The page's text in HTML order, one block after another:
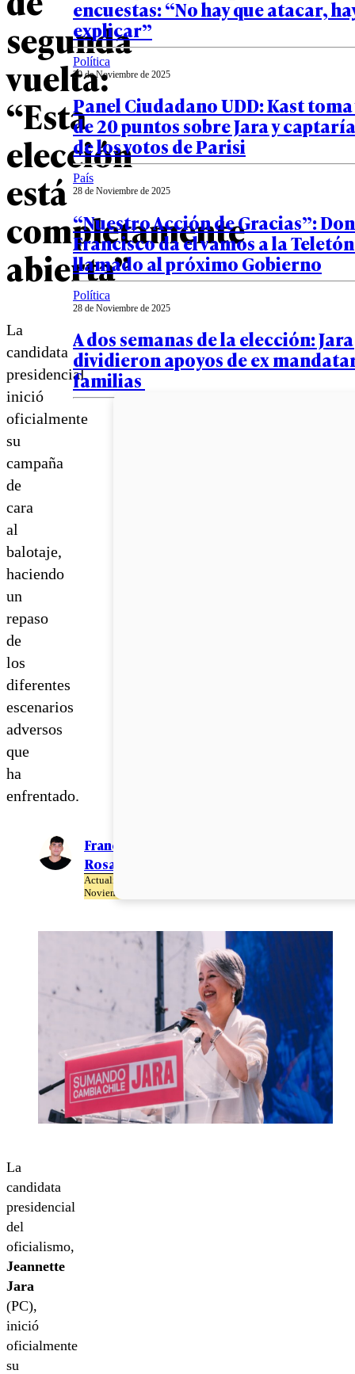
segunda
vuelta:
“Esta
elección
está
completamente
abierta”
La
candidata
presidencial
inició
oficialmente
su
campaña
de
cara
al
balotaje,
haciendo
un
repaso
de
los
diferentes
escenarios
adversos
que
ha
enfrentado.
Francisco
Rosales
Actualizado el 30 de
Noviembre del 2025
La
candidata
presidencial
del
oficialismo,
Jeannette
Jara
(PC),
inició
oficialmente
su
encuestas: “No hay que atacar,
explicar”
Política
29 de Noviembre de 2025
Panel Ciudadano UDD: Kast
de 20 puntos sobre Jara y
de los votos de Parisi
País
28 de Noviembre de 2025
“Nuestro Acción de Gracias”: Don
Francisco da el vamos a la
llamado al próximo Gobierno
Política
28 de Noviembre de 2025
A dos semanas de la elección:
dividieron apoyos de ex
familias